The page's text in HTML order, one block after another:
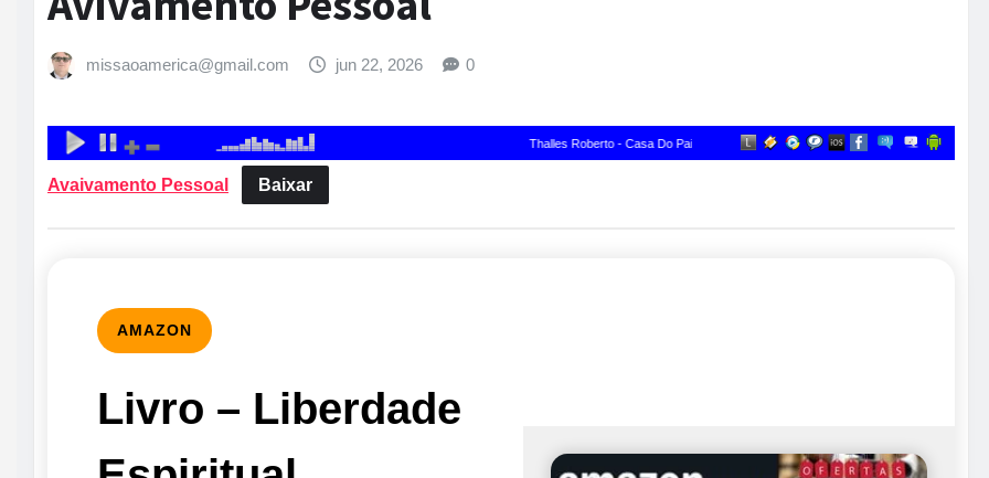
missaoamerica@gmail.com jun 22, 2026 0
Avaivamento Pessoal Baixar
AMAZON
Livro – Liberdade